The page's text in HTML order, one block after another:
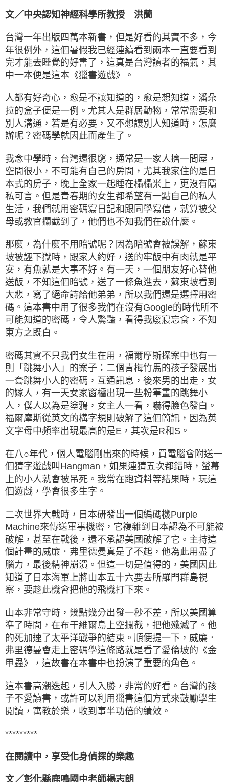
文／中央認知神經科學所教授 洪蘭
台灣一年出版四萬本新書，但是好看的其實不多，今
年很例外，這個暑假我已經連續看到兩本一直要看到
完才能去睡覺的好書了，這真是台灣讀者的福氣，其
中一本便是這本《獵書遊戲》。
人都有好奇心，愈是不讓知道的，愈是想知道，潘朵
拉的盒子便是一例。尤其人是群居動物，常常需要和
別人溝通，若是有必要，又不想讓別人知道時，怎麼
辦呢？密碼學就因此而產生了。
我念中學時，台灣還很窮，通常是一家人擠一間屋，
空間很小，不可能有自己的房間，尤其我家住的是日
本式的房子，晚上全家一起睡在榻榻米上，更沒有隱
私可言。但是青春期的女生都希望有一點自己的私人
生活，我們就用密碼寫日記和跟同學寫信，就算被父
母或教官攔截到了，他們也不知我們在說什麼。
那麼，為什麼不用暗號呢？因為暗號會被誤解，蘇東
坡被誣下獄時，跟家人約好，送的牢飯中有肉就是平
安，有魚就是大事不好。有一天，一個朋友好心替他
送飯，不知這個暗號，送了一條魚進去，蘇東坡看到
大悲，寫了絕命詩給他弟弟，所以我們還是選擇用密
碼。這本書中用了很多我們在沒有Google的時代所不
可能知道的密碼，令人驚豔，看得我廢寢忘食，不知
東方之既白。
密碼其實不只我們女生在用，福爾摩斯探案中也有一
則「跳舞小人」的案子：二個青梅竹馬的孩子發展出
一套跳舞小人的密碼，互通訊息，後來男的出走，女
的嫁人，有一天女家窗櫺出現一些粉筆畫的跳舞小
人，僕人以為是塗鴉，女主人一看，嚇得臉色發白。
福爾摩斯從英文的構字規則破解了這個簡訊，因為英
文字母中頻率出現最高的是E，其次是R和S。
在八○年代，個人電腦剛出來的時候，買電腦會附送一
個猜字遊戲叫Hangman，如果連猜五次都錯時，螢幕
上的小人就會被吊死。我常在跑資料等結果時，玩這
個遊戲，學會很多生字。
二次世界大戰時，日本研發出一個編碼機Purple
Machine來傳送軍事機密，它複雜到日本認為不可能被
破解，甚至在戰後，還不承認美國破解了它。主持這
個計畫的威廉．弗里德曼真是了不起，他為此用盡了
腦力，最後精神崩潰。但這一切是值得的，美國因此
知道了日本海軍上將山本五十六要去所羅門群島視
察，要趁此機會把他的飛機打下來。
山本非常守時，幾點幾分出發一秒不差，所以美國算
準了時間，在布干維爾島上空攔截，把他殲滅了。他
的死加速了太平洋戰爭的結束。順便提一下，威廉．
弗里德曼會走上密碼學這條路就是看了愛倫坡的《金
甲蟲》，這故書在本書中也扮演了重要的角色。
這本書高潮迭起，引人入勝，非常的好看。台灣的孩
子不愛讀書，或許可以利用獵書這個方式來鼓勵學生
閱讀，寓教於樂，收到事半功倍的績效。
*********
在閱讀中，享受化身偵探的樂趣
文／彰化縣鹿鳴國中老師楊志朗